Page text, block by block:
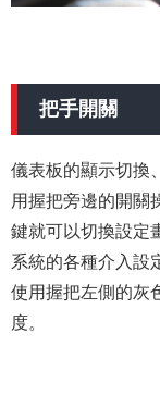
把手開關
儀表板的顯示切換
用握把旁邊的開關
鍵就可以切換設定
系統的各種介入設
使用握把左側的灰
度。